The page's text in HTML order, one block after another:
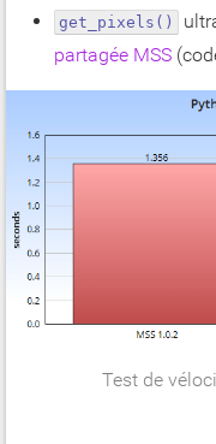
get_pixels()
partagée MSS
Test de